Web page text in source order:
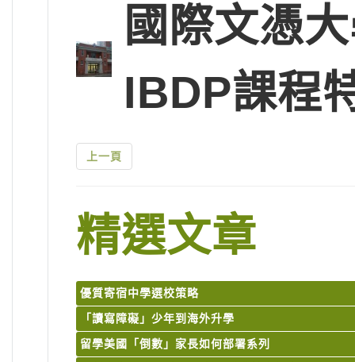
國際文憑
IBDP課程
上一頁
精選文章
優質寄宿中學選校策略
「讀寫障礙」少年到海外升學
留學美國「倒數」家長如何部署系列